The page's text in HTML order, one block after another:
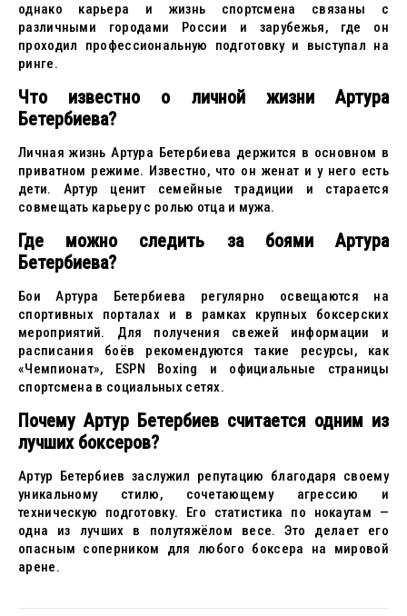
однако карьера и жизнь спортсмена связаны с
различными городами России и зарубежья, где он
проходил профессиональную подготовку и выступал на
ринге.
Что известно о личной жизни Артура
Бетербиева?
Личная жизнь Артура Бетербиева держится в основном в
приватном режиме. Известно, что он женат и у него есть
дети. Артур ценит семейные традиции и старается
совмещать карьеру с ролью отца и мужа.
Где можно следить за боями Артура
Бетербиева?
Бои Артура Бетербиева регулярно освещаются на
спортивных порталах и в рамках крупных боксерских
мероприятий. Для получения свежей информации и
расписания боёв рекомендуются такие ресурсы, как
«Чемпионат», ESPN Boxing и официальные страницы
спортсмена в социальных сетях.
Почему Артур Бетербиев считается одним из
лучших боксеров?
Артур Бетербиев заслужил репутацию благодаря своему
уникальному стилю, сочетающему агрессию и
техническую подготовку. Его статистика по нокаутам —
одна из лучших в полутяжёлом весе. Это делает его
опасным соперником для любого боксера на мировой
арене.